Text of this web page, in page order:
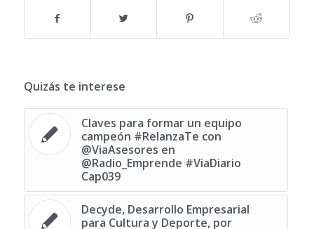
Quizás te interese
Claves para formar un equipo
campeón #RelanzaTe con
@ViaAsesores en
@Radio_Emprende #ViaDiario
Cap039
Decyde, Desarrollo Empresarial
para Cultura y Deporte, por